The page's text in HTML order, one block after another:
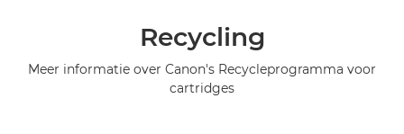
Recycling
Meer informatie over Canon's Recycleprogramma voor
cartridges